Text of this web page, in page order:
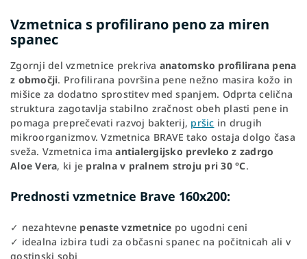
Vzmetnica s profilirano peno za miren
spanec
Zgornji del vzmetnice prekriva anatomsko profilirana pena
z območji. Profilirana površina pene nežno masira kožo in
mišice za dodatno sprostitev med spanjem. Odprta celična
struktura zagotavlja stabilno zračnost obeh plasti pene in
pomaga preprečevati razvoj bakterij, pršic in drugih
mikroorganizmov. Vzmetnica BRAVE tako ostaja dolgo časa
sveža. Vzmetnica imaantialergijsko prevleko z zadrgo
Aloe Vera, ki je pralna v pralnem stroju pri 30 °C.
Prednosti vzmetnice Brave 160x200:
✓ nezahtevne penaste vzmetnice po ugodni ceni
✓ idealna izbira tudi za občasni spanec na počitnicah ali v
gostinski sobi